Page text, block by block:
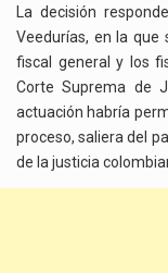
La decisión
Veedurías, en la que
fiscal general y los
Corte Suprema de
actuación habría
proceso, saliera del
de la justicia